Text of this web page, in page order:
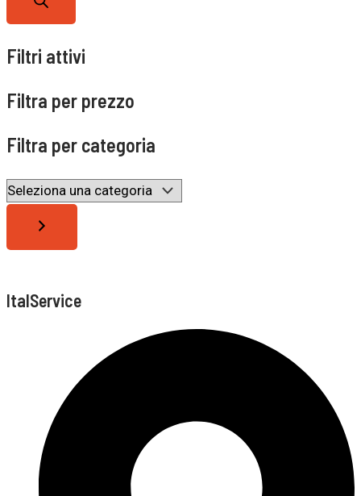
Filtri attivi
Filtra per prezzo
Filtra per categoria
ItalService